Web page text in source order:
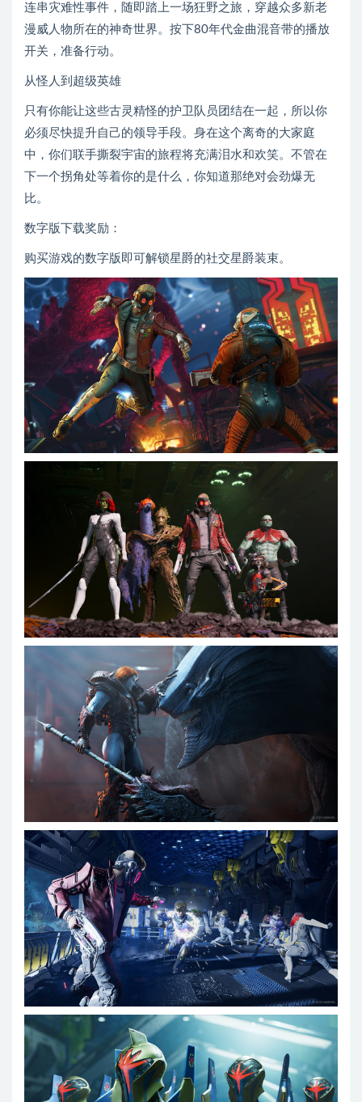
连串灾难性事件，随即踏上一场狂野之旅，穿越众多新老
漫威人物所在的神奇世界。按下80年代金曲混音带的播放
开关，准备行动。
从怪人到超级英雄
只有你能让这些古灵精怪的护卫队员团结在一起，所以你
必须尽快提升自己的领导手段。身在这个离奇的大家庭
中，你们联手撕裂宇宙的旅程将充满泪水和欢笑。不管在
下一个拐角处等着你的是什么，你知道那绝对会劲爆无
比。
数字版下载奖励：
购买游戏的数字版即可解锁星爵的社交星爵装束。